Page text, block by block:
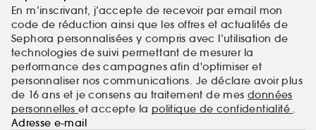
En m’inscrivant, j’accepte de recevoir par email mon
code de réduction ainsi que les offres et actualités de
Sephora personnalisées y compris avec l’utilisation de
technologies de suivi permettant de mesurer la
performance des campagnes afin d'optimiser et
personnaliser nos communications. Je déclare avoir plus
de 16 ans et je consens au traitement de mes données
personnelleset accepte la politique de confidentialité .
Adresse e-mail